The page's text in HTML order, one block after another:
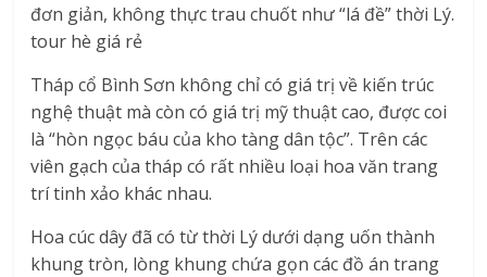
đơn giản, không thực trau chuốt như “lá đề” thời Lý.
tour hè giá rẻ
Tháp cổ Bình Sơn không chỉ có giá trị về kiến trúc
nghệ thuật mà còn có giá trị mỹ thuật cao, được coi
là “hòn ngọc báu của kho tàng dân tộc”. Trên các
viên gạch của tháp có rất nhiều loại hoa văn trang
trí tinh xảo khác nhau.
Hoa cúc dây đã có từ thời Lý dưới dạng uốn thành
khung tròn, lòng khung chứa gọn các đồ án trang